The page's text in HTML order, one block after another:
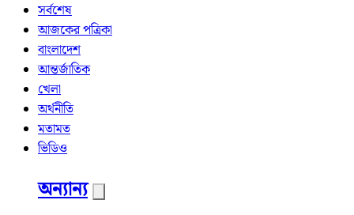
সর্বশেষ
আজকের পত্রিকা
বাংলাদেশ
আন্তর্জাতিক
খেলা
অর্থনীতি
মতামত
ভিডিও
অন্যান্য